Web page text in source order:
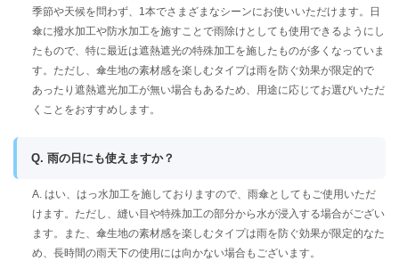
季節や天候を問わず、1本でさまざまなシーンにお使いいただけます。日
傘に撥水加工や防水加工を施すことで雨除けとしても使用できるようにし
たもので、特に最近は遮熱遮光の特殊加工を施したものが多くなっていま
す。ただし、傘生地の素材感を楽しむタイプは雨を防ぐ効果が限定的で
あったり遮熱遮光加工が無い場合もあるため、用途に応じてお選びいただ
くことをおすすめします。
Q. 雨の日にも使えますか？
A. はい、はっ水加工を施しておりますので、雨傘としてもご使用いただ
けます。ただし、縫い目や特殊加工の部分から水が浸入する場合がござい
ます。また、傘生地の素材感を楽しむタイプは雨を防ぐ効果が限定的なた
め、長時間の雨天下の使用には向かない場合もございます。